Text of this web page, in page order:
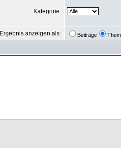
Kategorie:
Ergebnis anzeigen als: Beiträge